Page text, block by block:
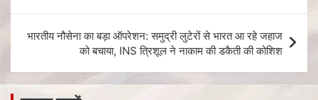
भारतीय नौसेना का बड़ा ऑपरेशन: समुद्री लुटेरों से भारत आ रहे जहाज
को बचाया, INS त्रिशूल ने नाकाम की डकैती की कोशिश